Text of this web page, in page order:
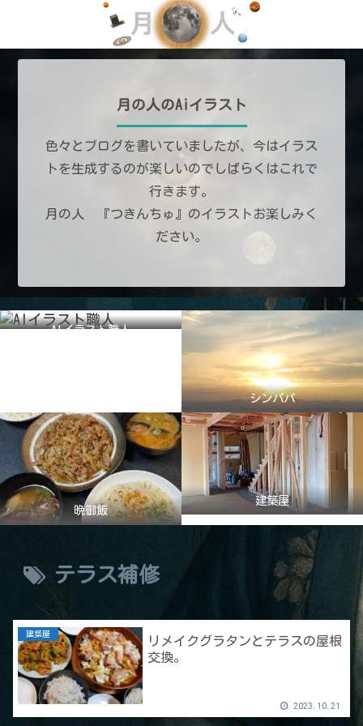
月の人のAiイラスト
色々とブログを書いていましたが、今はイラス
トを生成するのが楽しいのでしばらくはこれで
行きます。
月の人 『つきんちゅ』のイラストお楽しみく
ださい。
AIイラスト職人
シンパパ
晩御飯
建築屋
テラス補修
建築屋
リメイクグラタンとテラスの屋根
交換。
2023.10.21